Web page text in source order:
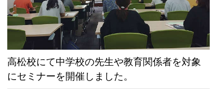
高松校にて中学校の先生や教育関係者を対象
にセミナーを開催しました。